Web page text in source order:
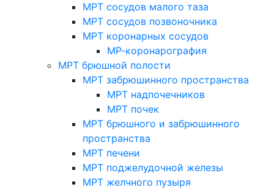
МРТ сосудов малого таза
МРТ сосудов позвоночника
МРТ коронарных сосудов
МР-коронарография
МРТ брюшной полости
МРТ забрюшинного пространства
МРТ надпочечников
МРТ почек
МРТ брюшного и забрюшинного
пространства
МРТ печени
МРТ поджелудочной железы
МРТ желчного пузыря